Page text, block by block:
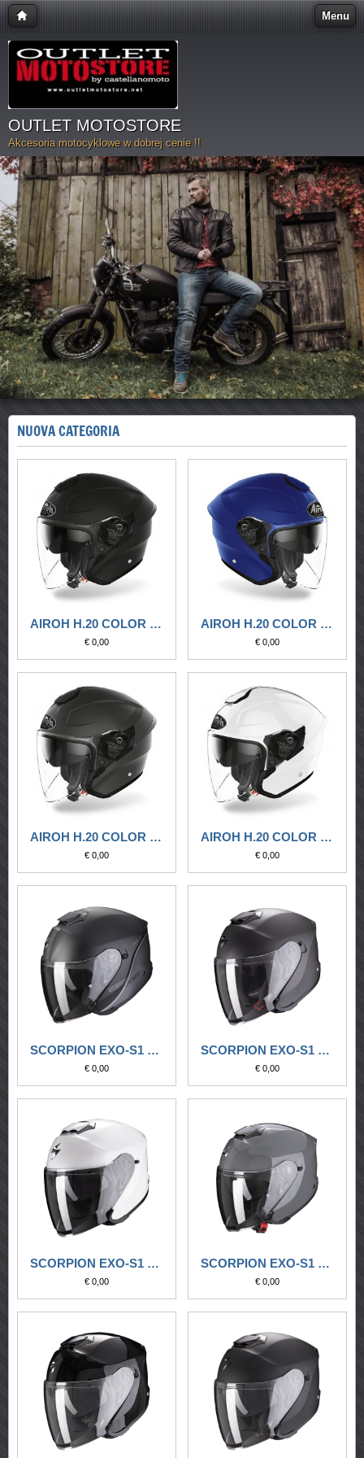
Menu
OUTLET MOTOSTORE
Akcesoria motocyklowe w dobrej cenie !!
NUOVA CATEGORIA
AIROH H.20 COLOR BLACK MATT
€ 0,00
AIROH H.20 COLOR BLUE MATT
€ 0,00
AIROH H.20 COLOR DARK GREY MATT
€ 0,00
AIROH H.20 COLOR WHITE GLOSS
€ 0,00
SCORPION EXO-S1 ESSENCE NERO OPACO-ARGENTO
€ 0,00
SCORPION EXO-S1 SOLID ANTRACITE OPACO
€ 0,00
SCORPION EXO-S1 SOLID BIANCO
€ 0,00
SCORPION EXO-S1 SOLID GRIGIO CEMENTO
€ 0,00